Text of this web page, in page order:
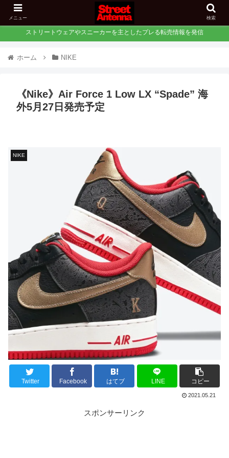
ストリートウェアやスニーカーを主としたプレる転売情報を発信
ホーム NIKE
《Nike》Air Force 1 Low LX “Spade” 海
外5月27日発売予定
NIKE
Twitter Facebook はてブ LINE コピー
2021.05.21
スポンサーリンク
メニュー 検索